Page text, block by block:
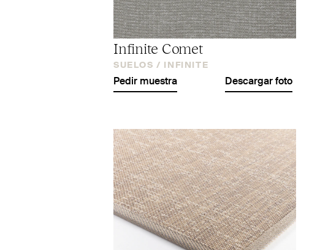
Infinite Comet
SUELOS / INFINITE
Pedir muestra Descargar foto